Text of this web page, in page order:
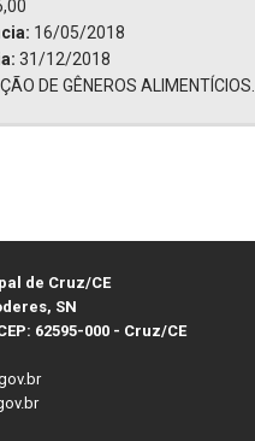
16/05/2018
31/12/2018
DE GÊNEROS ALIMENTÍCIOS.
de Cruz/CE
SN
62595-000 - Cruz/CE